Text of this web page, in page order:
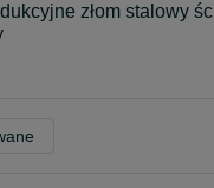
złom stalowy